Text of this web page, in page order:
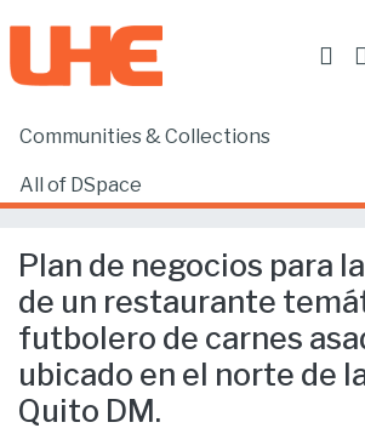
Communities & Collections
All of DSpace
Home
Plan de negocios para la creación de un restaurante temático futbolero de carnes asadas, ubicado en el norte de la ciudad de Quito DM.
Plan de negocios para
de un restaurante
futbolero de carnes
ubicado en el norte de
Quito DM.